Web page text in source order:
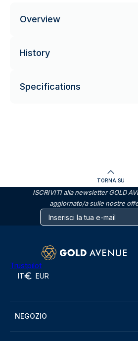
Overview
History
Specifications
TORNA SU
ISCRIVITI alla newsletter GOLD
aggiornato/a sulle nostre
Trustpilot
IT EUR
NEGOZIO